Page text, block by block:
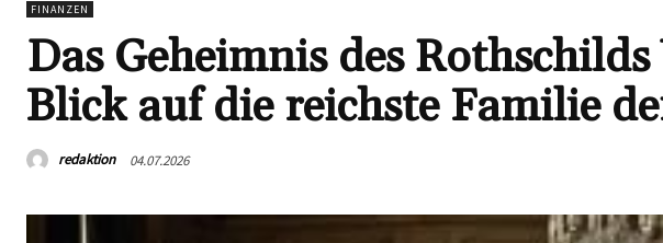
FINANZEN
Das Geheimnis des
Blick auf die reichste Familie
redaktion 04.07.2026